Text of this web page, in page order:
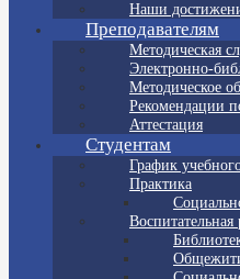
Наши
Преподавателям
Методическая
Электронно-
Методическое
Рекомендации
Аттестация
Студентам
График
Практика
Воспитательная